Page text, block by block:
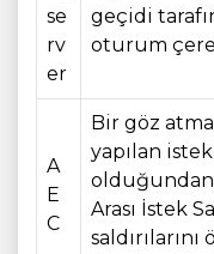
se
rv
er
geçidi
oturum
A
E
C
Bir göz
yapılan
Arası İstek